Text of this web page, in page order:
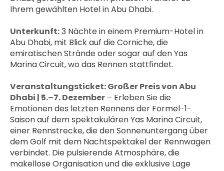
Ihrem gewählten Hotel in Abu Dhabi.
Unterkunft: 3 Nächte in einem Premium-Hotel in
Abu Dhabi, mit Blick auf die Corniche, die
emiratischen Strände oder sogar auf den Yas
Marina Circuit, wo das Rennen stattfindet.
﻿Veranstaltungsticket: Großer Preis von Abu
Dhabi | 5.–7. Dezember – Erleben Sie die
Emotionen des letzten Rennens der Formel-1-
Saison auf dem spektakulären Yas Marina Circuit,
einer Rennstrecke, die den Sonnenuntergang über
dem Golf mit dem Nachtspektakel der Rennwagen
verbindet. Die pulsierende Atmosphäre, die
makellose Organisation und die exklusive Lage